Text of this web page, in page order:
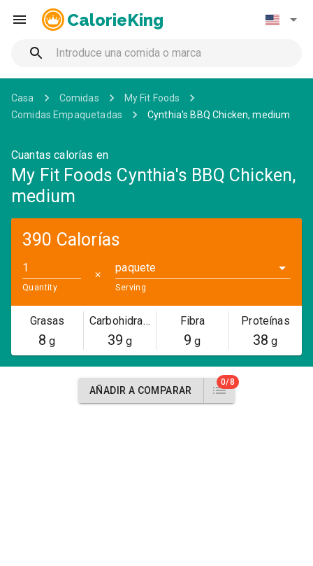
CalorieKing
Casa Comidas
My Fit Foods
Comidas Empaquetadas
Cynthia's BBQ Chicken, medium
Cuantas calorías en
My Fit Foods Cynthia's BBQ Chicken,
medium
390 Calorías
Quantity
✕
paquete
Serving
Grasas
8 g
Carbohidratos
39 g
Fibra
9 g
Proteínas
38 g
AÑADIR A COMPARAR
0/8